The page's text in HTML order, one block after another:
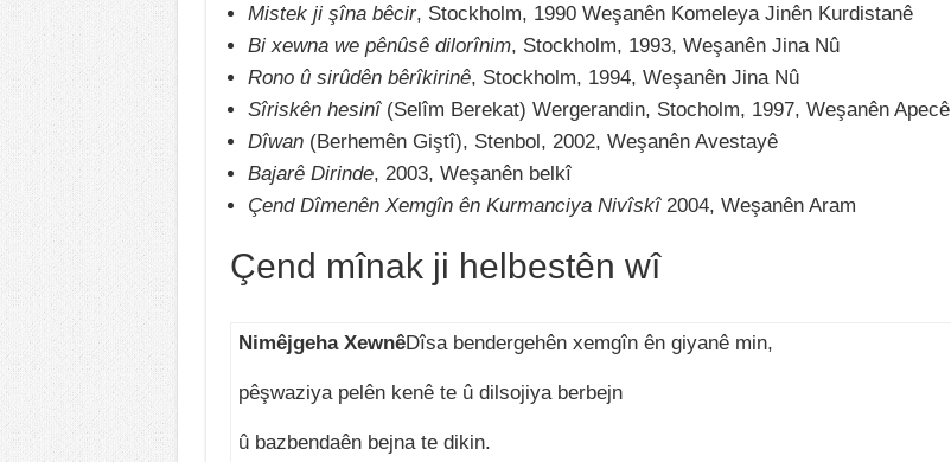
Mistek ji şîna bêcir, Stockholm, 1990 Weşanên Komeleya Jinên Kurdistanê
Bi xewna we pênûsê dilorînim, Stockholm, 1993, Weşanên Jina Nû
Rono û sirûdên bêrîkirinê, Stockholm, 1994, Weşanên Jina Nû
Sîriskên hesinî(Selîm Berekat) Wergerandin, Stocholm, 1997, Weşanên Apecê
Dîwan(Berhemên Giştî), Stenbol, 2002, Weşanên Avestayê
Bajarê Dirinde, 2003, Weşanên belkî
Çend Dîmenên Xemgîn ên Kurmanciya Nivîskî2004, Weşanên Aram
Çend mînak ji helbestên wî
Nimêjgeha XewnêDîsa bendergehên xemgîn ên giyanê min,
pêşwaziya pelên kenê te û dilsojiya berbejn
û bazbendaên bejna te dikin.